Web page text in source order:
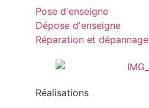
Pose d'enseigne
Dépose d'enseigne
Réparation et dépannage
Réalisations